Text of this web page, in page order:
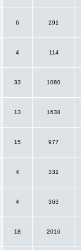
6 291
4 114
33 1080
13 1638
15 977
4 331
4 363
18 2016